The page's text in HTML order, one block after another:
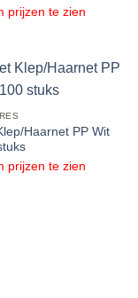
prijzen te zien
Haarnet PP Wit
prijzen te zien